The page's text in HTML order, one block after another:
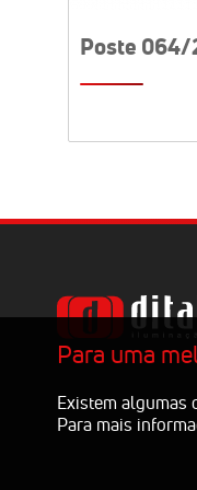
Poste 064/
Para uma
Existem algumas
Para mais